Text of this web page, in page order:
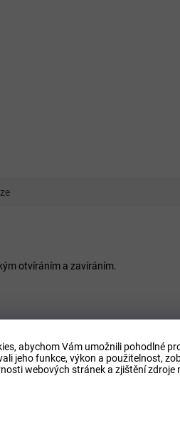
abychom Vám umožnili pohodlné
jeho funkce, výkon a použitelnost,
webových stránek a zjištění zdroje
otvíráním a zavíráním.
Cardin. Pružnice měří 56 cm.
řadící páku luxusního vozu.